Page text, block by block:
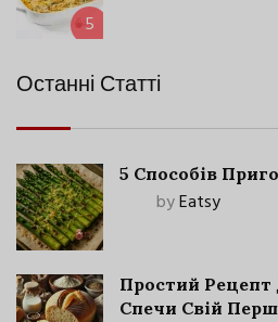
5
Останні Статті
5 Способів
byEatsy
Простий
Спечи Свій